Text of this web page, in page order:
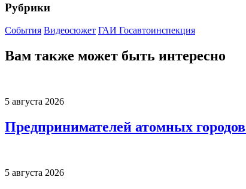
Рубрики
События Видеосюжет ГАИ Госавтоинспекция
Вам также может быть интересно
5 августа 2026
Предпринимателей атомных
5 августа 2026